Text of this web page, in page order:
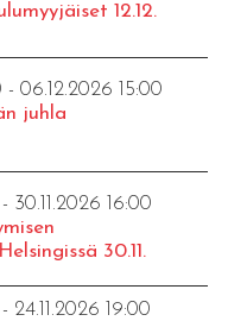
12.12.
- 06.12.2026 15:00
juhla
30.11.2026 16:00
30.11.
24.11.2026 19:00